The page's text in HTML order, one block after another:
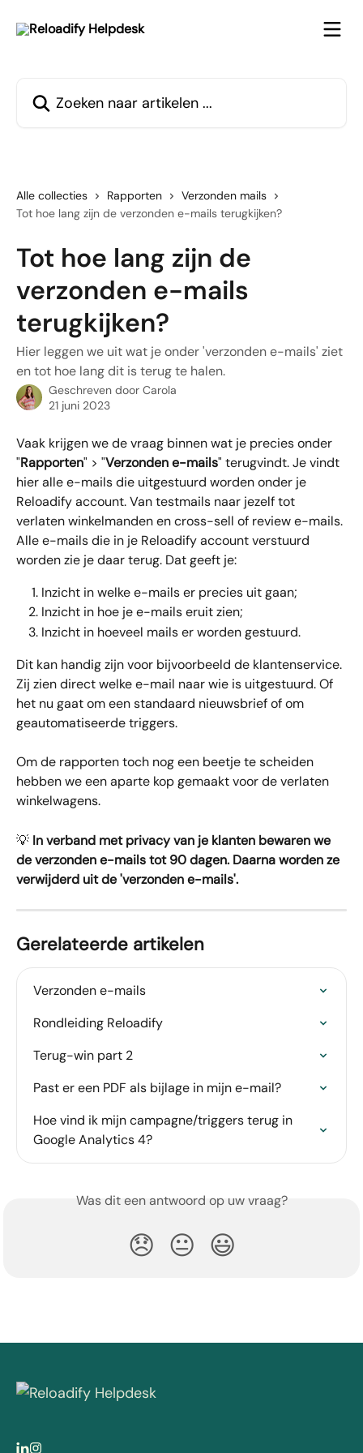
Alle collecties Rapporten
Verzonden mails
Tot hoe lang zijn de verzonden e-mails terugkijken?
Tot hoe lang zijn de
verzonden e-mails
terugkijken?
Hier leggen we uit wat je onder 'verzonden e-mails' ziet
en tot hoe lang dit is terug te halen.
Geschreven door Carola
21 juni 2023
Vaak krijgen we de vraag binnen wat je precies onder
"Rapporten" > "Verzonden e-mails" terugvindt. Je vindt
hier alle e-mails die uitgestuurd worden onder je
Reloadify account. Van testmails naar jezelf tot
verlaten winkelmanden en cross-sell of review e-mails.
Alle e-mails die in je Reloadify account verstuurd
worden zie je daar terug. Dat geeft je:
Inzicht in welke e-mails er precies uit gaan;
Inzicht in hoe je e-mails eruit zien;
Inzicht in hoeveel mails er worden gestuurd.
Dit kan handig zijn voor bijvoorbeeld de klantenservice.
Zij zien direct welke e-mail naar wie is uitgestuurd. Of
het nu gaat om een standaard nieuwsbrief of om
geautomatiseerde triggers.
Om de rapporten toch nog een beetje te scheiden
hebben we een aparte kop gemaakt voor de verlaten
winkelwagens.
💡 In verband met privacy van je klanten bewaren we
de verzonden e-mails tot 90 dagen. Daarna worden ze
verwijderd uit de 'verzonden e-mails'.
Gerelateerde artikelen
Verzonden e-mails
Rondleiding Reloadify
Terug-win part 2
Past er een PDF als bijlage in mijn e-mail?
Hoe vind ik mijn campagne/triggers terug in
Google Analytics 4?
Was dit een antwoord op uw vraag?
😞 😐 😃